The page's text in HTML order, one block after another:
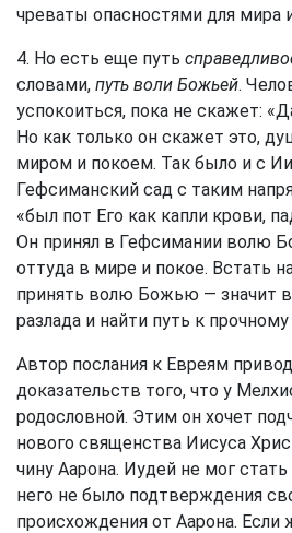
чреваты опасностями для мира
4. Но есть еще путь
словами, путь воли Божьей.
успокоиться, пока не скажет:
Но как только он скажет это,
миром и покоем. Так было и с
Гефсиманский сад с таким
«был пот Его как капли крови,
Он принял в Гефсимании волю
оттуда в мире и покое. Встать
принять волю Божью — значит
разлада и найти путь к
Автор послания к Евреям
доказательств того, что у
родословной. Этим он хочет
нового священства Иисуса
чину Аарона. Иудей не мог
него не было подтверждения
происхождения от Аарона. Если